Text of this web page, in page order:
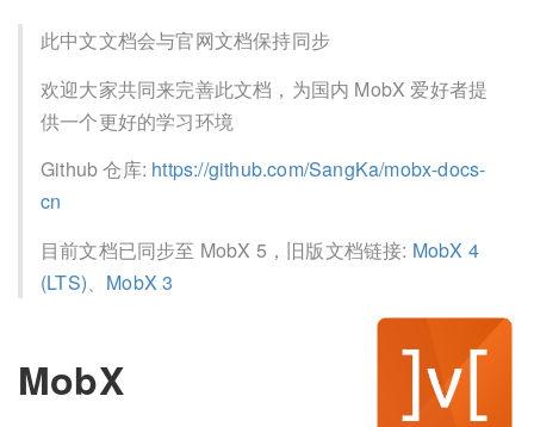
此中文文档会与官网文档保持同步
欢迎大家共同来完善此文档，为国内 MobX 爱好者提
供一个更好的学习环境
Github 仓库: https://github.com/SangKa/mobx-docs-
cn
目前文档已同步至 MobX 5，旧版文档链接: MobX 4
(LTS)、 MobX 3
MobX